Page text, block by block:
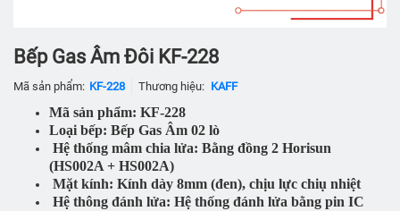
Bếp Gas Âm Đôi KF-228
Mã sản phẩm: KF-228 Thương hiệu: KAFF
Mã sản phẩm: KF-228
Loại bếp: Bếp Gas Âm 02 lò
Hệ thống mâm chia lửa: Bằng đồng 2 Horisun
(HS002A + HS002A)
Mặt kính: Kính dày 8mm (đen), chịu lực chiụ nhiệt
Hệ thông đánh lửa: Hệ thống đánh lửa bằng pin IC